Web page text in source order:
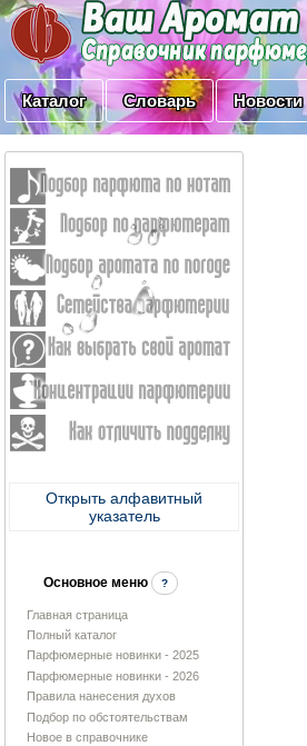
Каталог Словарь Новости
Открыть алфавитный
указатель
Основное меню ?
Главная страница
Полный каталог
Парфюмерные новинки - 2025
Парфюмерные новинки - 2026
Правила нанесения духов
Подбор по обстоятельствам
Новое в справочнике